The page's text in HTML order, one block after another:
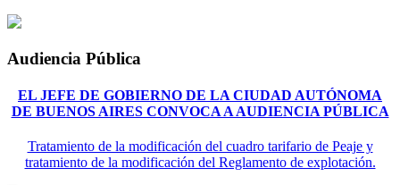
Audiencia Pública
EL JEFE DE GOBIERNO DE LA CIUDAD AUTÓNOMA
DE BUENOS AIRES CONVOCA A AUDIENCIA PÚBLICA
Tratamiento de la modificación del cuadro tarifario de Peaje y
tratamiento de la modificación del Reglamento de explotación.